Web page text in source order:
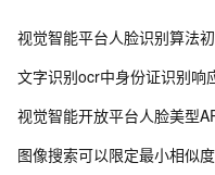
视觉智能平台人脸识别算法
文字识别ocr中身份证识别响
视觉智能开放平台人脸美型
图像搜索可以限定最小相似度